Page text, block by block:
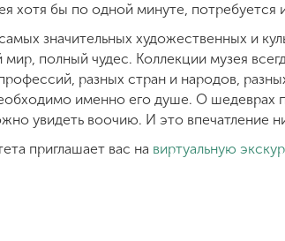
хотя бы по одной минуте, потребуется
значительных художественных и
полный чудес. Коллекции музея
разных стран и народов,
именно его душе. О шедеврах
увидеть воочию. И это впечатление
приглашает вас на виртуальную